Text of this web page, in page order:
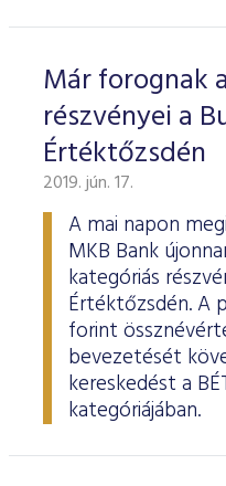
Már forognak
részvényei a
Értéktőzsdén
2019. jún. 17.
A mai napon
MKB Bank
kategóriás
Értéktőzsdén. A
forint
bevezetését
kereskedést a
kategóriájában.